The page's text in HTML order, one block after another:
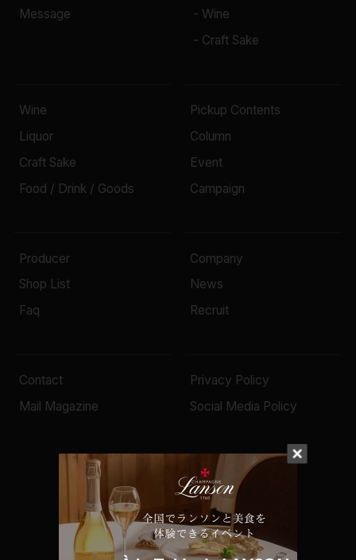
Message
- Wine
- Craft Sake
Wine
Liquor
Craft Sake
Food / Drink / Goods
Pickup Contents
Column
Event
Campaign
Producer
Shop List
Faq
Company
News
Recruit
Contact
Mail Magazine
Privacy Policy
Social Media Policy